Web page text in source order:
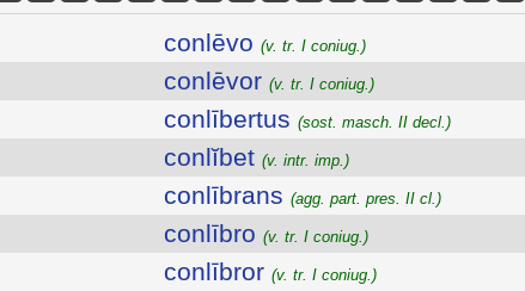
conlēvo (v. tr. I coniug.)
conlēvor (v. tr. I coniug.)
conlībertus (sost. masch. II decl.)
conlĭbet (v. intr. imp.)
conlībrans (agg. part. pres. II cl.)
conlībro (v. tr. I coniug.)
conlībror (v. tr. I coniug.)